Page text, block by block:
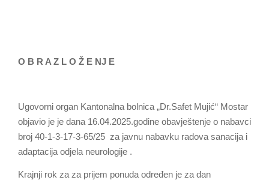
O B R A Z L O Ž E NJ E
Ugovorni organ Kantonalna bolnica „Dr.Safet Mujić“ Mostar
objavio je je dana 16.04.2025.godine obavještenje o nabavci
broj 40-1-3-17-3-65/25 za javnu nabavku radova sanacija i
adaptacija odjela neurologije .
Krajnji rok za za prijem ponuda određen je za dan